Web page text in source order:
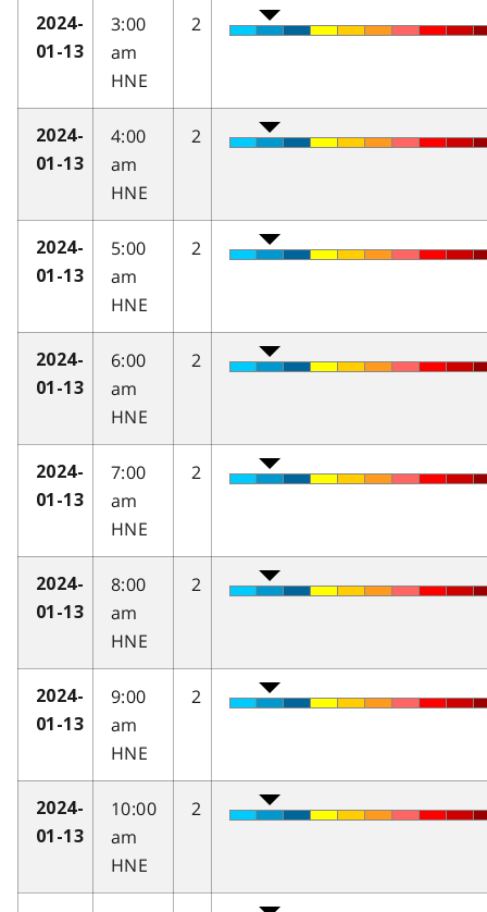
2024-
01-13
3:00
am
HNE
2
2024-
01-13
4:00
am
HNE
2
2024-
01-13
5:00
am
HNE
2
2024-
01-13
6:00
am
HNE
2
2024-
01-13
7:00
am
HNE
2
2024-
01-13
8:00
am
HNE
2
2024-
01-13
9:00
am
HNE
2
2024-
01-13
10:00
am
HNE
2